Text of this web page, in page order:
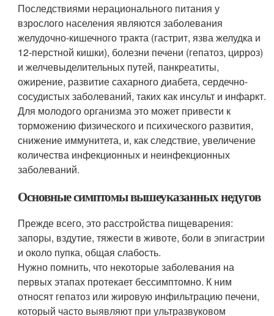
Последствиями нерационального питания у
взрослого населения являются заболевания
желудочно-кишечного тракта (гастрит, язва желудка и
12-перстной кишки), болезни печени (гепатоз, цирроз)
и желчевыделительных путей, панкреатиты,
ожирение, развитие сахарного диабета, сердечно-
сосудистых заболеваний, таких как инсульт и инфаркт.
Для молодого организма это может привести к
торможению физического и психического развития,
снижение иммунитета, и, как следствие, увеличение
количества инфекционных и неинфекционных
заболеваний.
Основные симптомы вышеуказанных недугов
Прежде всего, это расстройства пищеварения:
запоры, вздутие, тяжести в животе, боли в эпигастрии
и около пупка, общая слабость.
Нужно помнить, что некоторые заболевания на
первых этапах протекает бессимптомно. К ним
относят гепатоз или жировую инфильтрацию печени,
который часто выявляют при ультразвуковом